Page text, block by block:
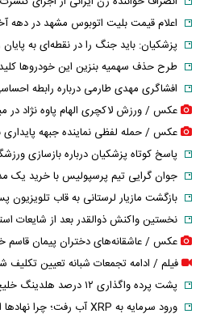
اعلام قیمت بلیت اتوبوس مشهد در دهه
پزشکیان: باید جنگ را در نقطه‌ای به پایان
طرح حذف سهمیه بنزین این خودرو‌ها
افشاگری مهدی طارمی درباره رابطه
عکس / ورزش لاکچری الهام پاوه نژاد در
عکس / حمله لفظی نماینده جبهه پایداری
پاسخ کوتاه پزشکیان درباره بازسازی
جوان گرایی تیم پرسپولیس با خرید یک مدافع ۲۲
بازگشت مازیار لرستانی به قاب تلویزیون
نخستین واکنش ذوالقدر بعد از شایعات
عکس / عاشقانه‌های دختران پیمان قاسم
فیلم / ادامه تجمعات شبانه تعیین تکلیف
پشت پرده واگذاری ۱۲ درصد هلدینگ خلیج فارس
ورود سرمایه به XRP آب رفت؛ چرا نهادها از ریپل عقب نشستند؟